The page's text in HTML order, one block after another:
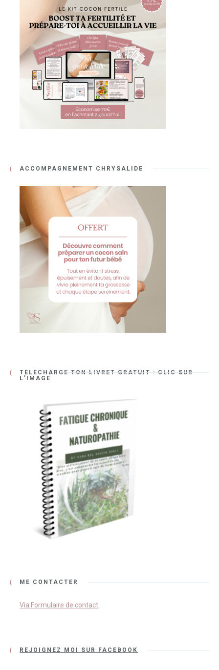
ACCOMPAGNEMENT CHRYSALIDE
TÉLÉCHARGE TON LIVRET GRATUIT : CLIC SUR
L’IMAGE
ME CONTACTER
Via Formulaire de contact
REJOIGNEZ MOI SUR FACEBOOK